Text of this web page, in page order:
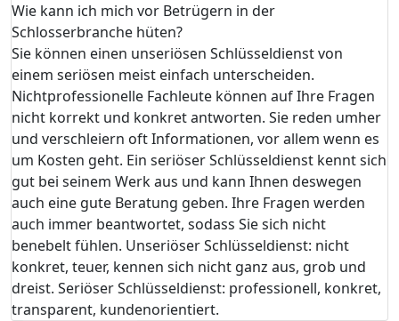
Wie kann ich mich vor Betrügern in der
Schlosserbranche hüten?
Sie können einen unseriösen Schlüsseldienst von
einem seriösen meist einfach unterscheiden.
Nichtprofessionelle Fachleute können auf Ihre Fragen
nicht korrekt und konkret antworten. Sie reden umher
und verschleiern oft Informationen, vor allem wenn es
um Kosten geht. Ein seriöser Schlüsseldienst kennt sich
gut bei seinem Werk aus und kann Ihnen deswegen
auch eine gute Beratung geben. Ihre Fragen werden
auch immer beantwortet, sodass Sie sich nicht
benebelt fühlen. Unseriöser Schlüsseldienst: nicht
konkret, teuer, kennen sich nicht ganz aus, grob und
dreist. Seriöser Schlüsseldienst: professionell, konkret,
transparent, kundenorientiert.